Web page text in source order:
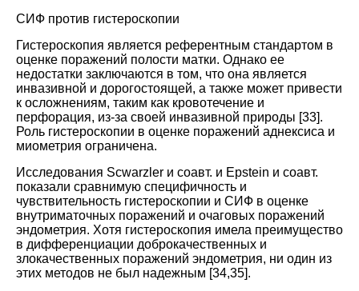
СИФ против гистероскопии
Гистероскопия является референтным стандартом в
оценке поражений полости матки. Однако ее
недостатки заключаются в том, что она является
инвазивной и дорогостоящей, а также может привести
к осложнениям, таким как кровотечение и
перфорация, из-за своей инвазивной природы [33].
Роль гистероскопии в оценке поражений аднексиса и
миометрия ограничена.
Исследования Scwarzler и соавт. и Epstein и соавт.
показали сравнимую специфичность и
чувствительность гистероскопии и СИФ в оценке
внутриматочных поражений и очаговых поражений
эндометрия. Хотя гистероскопия имела преимущество
в дифференциации доброкачественных и
злокачественных поражений эндометрия, ни один из
этих методов не был надежным [34,35].